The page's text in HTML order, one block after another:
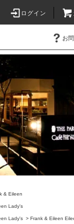
ログイン
お
& Eileen
Lady's
Lady's > Frank & Eileen